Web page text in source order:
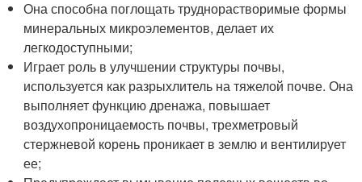
Она способна поглощать труднорастворимые формы
минеральных микроэлементов, делает их
легкодоступными;
Играет роль в улучшении структуры почвы,
используется как разрыхлитель на тяжелой почве. Она
выполняет функцию дренажа, повышает
воздухопроницаемость почвы, трехметровый
стержневой корень проникает в землю и вентилирует
ее;